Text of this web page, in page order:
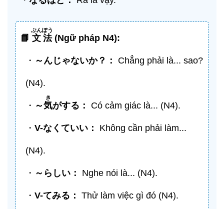
📘 文法
ぶんぽう
(Ngữ pháp N4):
・ ～んじゃないか？： Chẳng phải là... sao?
(N4).
・ ～気
き
がする： Có cảm giác là... (N4).
・ V-なくていい ： Không cần phải làm...
(N4).
・ ～らしい： Nghe nói là... (N4).
・ V-てみる ： Thử làm việc gì đó (N4).